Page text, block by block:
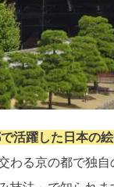
活躍した日本の絵
わる京の都で独